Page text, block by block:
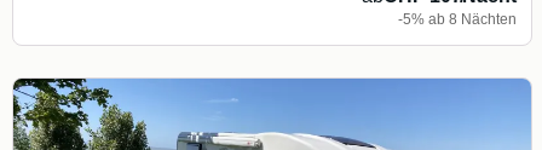
-5% ab 8 Nächten